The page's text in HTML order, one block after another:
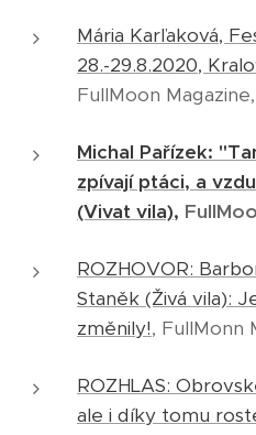
Mária Karľaková,
28.-29.8.2020,
FullMoon
Michal Pařízek:
zpívají ptáci, a
(Vivat vila),
ROZHOVOR:
Staněk (Živá vila):
změnily!, FullMonn
ROZHLAS:
ale i díky tomu